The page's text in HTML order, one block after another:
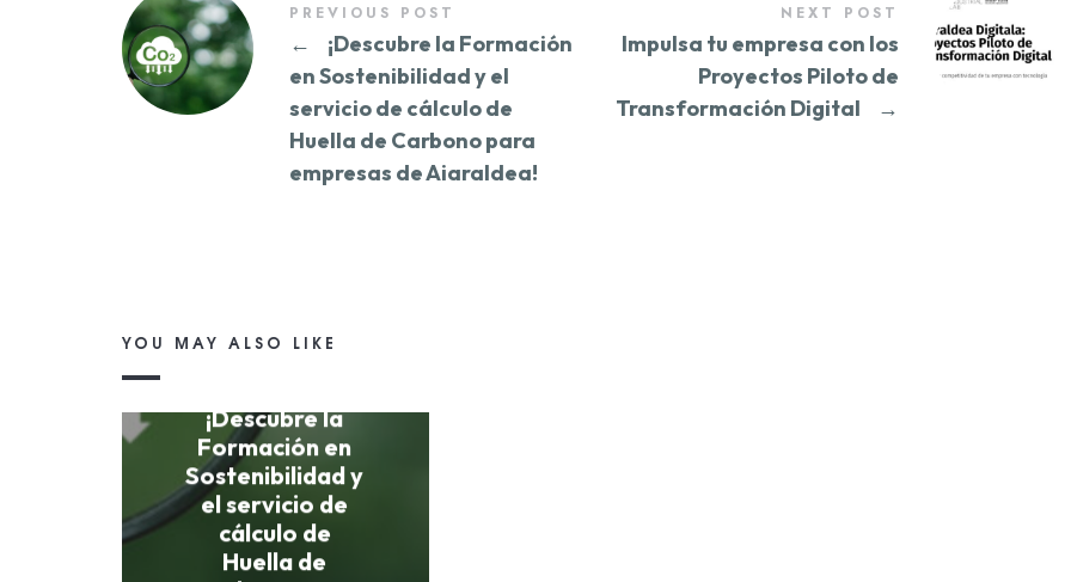
PREVIOUS POST
←
¡Descubre la Formación
en Sostenibilidad y el
servicio de cálculo de
Huella de Carbono para
empresas de Aiaraldea!
NEXT POST
Impulsa tu empresa con los
Proyectos Piloto de
Transformación Digital
→
YOU MAY ALSO LIKE
¡Descubre la
Formación en
Sostenibilidad y
el servicio de
cálculo de
Huella de